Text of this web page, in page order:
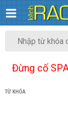
Đừng cố
TỪ KHÓA